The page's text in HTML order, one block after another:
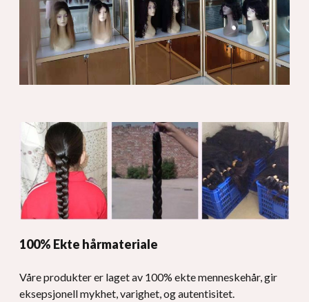
100% Ekte hårmateriale
Våre produkter er laget av 100% ekte menneskehår, gir
eksepsjonell mykhet, varighet, og autentisitet.